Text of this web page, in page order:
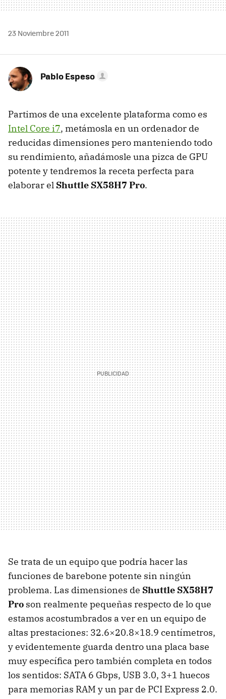
23 Noviembre 2011
Pablo Espeso
Partimos de una excelente plataforma como es
Intel Core i7, metámosla en un ordenador de
reducidas dimensiones pero manteniendo todo
su rendimiento, añadámosle una pizca de GPU
potente y tendremos la receta perfecta para
elaborar el Shuttle SX58H7 Pro.
Se trata de un equipo que podría hacer las
funciones de barebone potente sin ningún
problema. Las dimensiones de Shuttle SX58H7
Pro son realmente pequeñas respecto de lo que
estamos acostumbrados a ver en un equipo de
altas prestaciones: 32.6×20.8×18.9 centímetros,
y evidentemente guarda dentro una placa base
muy específica pero también completa en todos
los sentidos: SATA 6 Gbps, USB 3.0, 3+1 huecos
para memorias RAM y un par de PCI Express 2.0.